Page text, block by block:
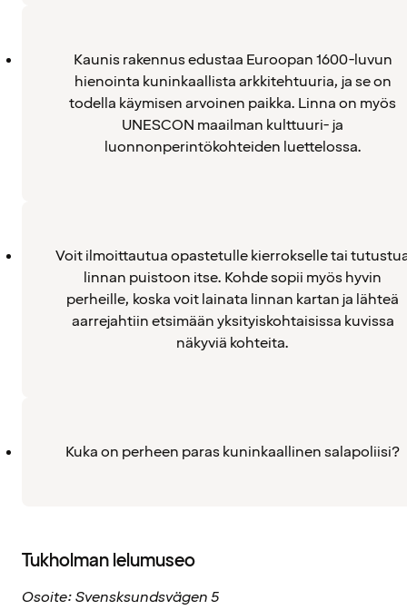
Kaunis rakennus edustaa Euroopan 1600-luvun
hienointa kuninkaallista arkkitehtuuria, ja se on
todella käymisen arvoinen paikka. Linna on myös
UNESCON maailman kulttuuri- ja
luonnonperintökohteiden luettelossa.
Voit ilmoittautua opastetulle kierrokselle tai
linnan puistoon itse. Kohde sopii myös hyvin
perheille, koska voit lainata linnan kartan ja lähteä
aarrejahtiin etsimään yksityiskohtaisissa kuvissa
näkyviä kohteita.
Kuka on perheen paras kuninkaallinen salapoliisi?
Tukholman lelumuseo
Osoite: Svensksundsvägen 5